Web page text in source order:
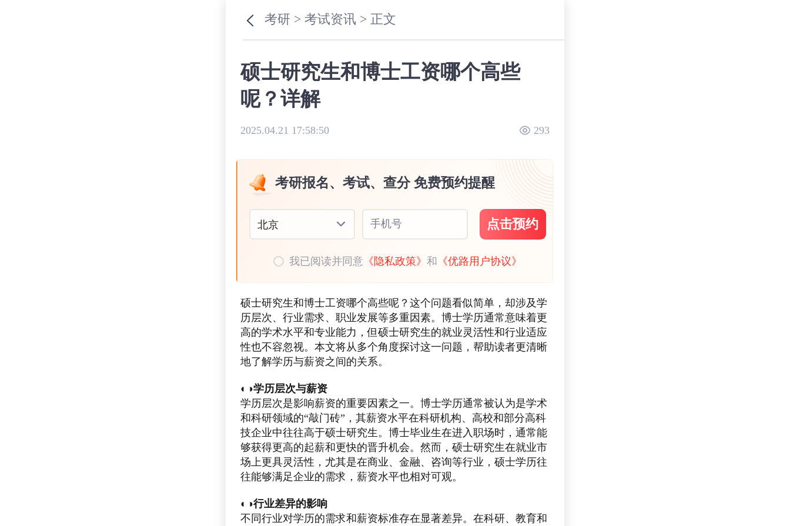
考研 >考试资讯 > 正文
硕士研究生和博士工资哪个高些
呢？详解
2025.04.21 17:58:50 293
考研报名、考试、查分 免费预约提醒
北京 手机号 点击预约
我已阅读并同意 《隐私政策》和 《优路用户协议》
硕士研究生和博士工资哪个高些呢？这个问题看似简单，却涉及学
历层次、行业需求、职业发展等多重因素。博士学历通常意味着更
高的学术水平和专业能力，但硕士研究生的就业灵活性和行业适应
性也不容忽视。本文将从多个角度探讨这一问题，帮助读者更清晰
地了解学历与薪资之间的关系。
◐◑学历层次与薪资
学历层次是影响薪资的重要因素之一。博士学历通常被认为是学术
和科研领域的“敲门砖”，其薪资水平在科研机构、高校和部分高科
技企业中往往高于硕士研究生。博士毕业生在进入职场时，通常能
够获得更高的起薪和更快的晋升机会。然而，硕士研究生在就业市
场上更具灵活性，尤其是在商业、金融、咨询等行业，硕士学历往
往能够满足企业的需求，薪资水平也相对可观。
◐◑行业差异的影响
不同行业对学历的需求和薪资标准存在显著差异。在科研、教育和